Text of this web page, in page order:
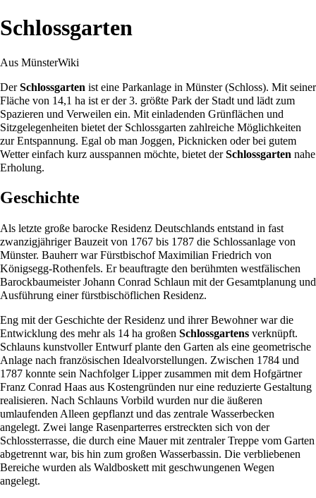
Schlossgarten
Aus MünsterWiki
DerSchlossgarten ist eine Parkanlage in Münster (Schloss). Mit seiner
Fläche von 14,1 ha ist er der 3. größte Park der Stadt und lädt zum
Spazieren und Verweilen ein. Mit einladenden Grünflächen und
Sitzgelegenheiten bietet der Schlossgarten zahlreiche Möglichkeiten
zur Entspannung. Egal ob man Joggen, Picknicken oder bei gutem
Wetter einfach kurz ausspannen möchte, bietet derSchlossgarten nahe
Erholung.
Geschichte
Als letzte große barocke Residenz Deutschlands entstand in fast
zwanzigjähriger Bauzeit von 1767 bis 1787 die Schlossanlage von
Münster. Bauherr war Fürstbischof Maximilian Friedrich von
Königsegg-Rothenfels. Er beauftragte den berühmten westfälischen
BarockbaumeisterJohann Conrad Schlaun mit der Gesamtplanung und
Ausführung einer fürstbischöflichen Residenz.
Eng mit der Geschichte der Residenz und ihrer Bewohner war die
Entwicklung des mehr als 14 ha großen Schlossgartens verknüpft.
Schlauns kunstvoller Entwurf plante den Garten als eine geometrische
Anlage nach französischen Idealvorstellungen. Zwischen 1784 und
1787 konnte sein Nachfolger Lipper zusammen mit dem Hofgärtner
Franz Conrad Haas aus Kostengründen nur eine reduzierte Gestaltung
realisieren. Nach Schlauns Vorbild wurden nur die äußeren
umlaufenden Alleen gepflanzt und das zentrale Wasserbecken
angelegt. Zwei lange Rasenparterres erstreckten sich von der
Schlossterrasse, die durch eine Mauer mit zentraler Treppe vom Garten
abgetrennt war, bis hin zum großen Wasserbassin. Die verbliebenen
Bereiche wurden als Waldboskett mit geschwungenen Wegen
angelegt.